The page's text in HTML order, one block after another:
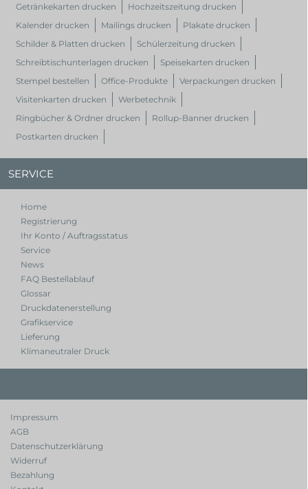
Getränkekarten drucken
Hochzeitszeitung drucken
Kalender drucken
Mailings drucken
Plakate drucken
Schilder & Platten drucken
Schülerzeitung drucken
Schreibtischunterlagen drucken
Speisekarten drucken
Stempel bestellen
Office-Produkte
Verpackungen drucken
Visitenkarten drucken
Werbetechnik
Ringbücher & Ordner drucken
Rollup-Banner drucken
Postkarten drucken
SERVICE
Home
Registrierung
Ihr Konto / Auftragsstatus
Service
News
FAQ Bestellablauf
Glossar
Druckdatenerstellung
Grafikservice
Lieferung
Klimaneutraler Druck
Impressum
AGB
Datenschutzerklärung
Widerruf
Bezahlung